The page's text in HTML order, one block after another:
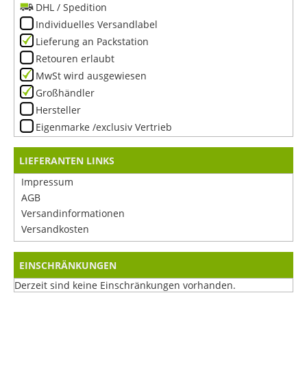
DHL / Spedition
Individuelles Versandlabel
Lieferung an Packstation
Retouren erlaubt
MwSt wird ausgewiesen
Großhändler
Hersteller
Eigenmarke /exclusiv Vertrieb
LIEFERANTEN LINKS
Impressum
AGB
Versandinformationen
Versandkosten
EINSCHRÄNKUNGEN
Derzeit sind keine Einschränkungen vorhanden.